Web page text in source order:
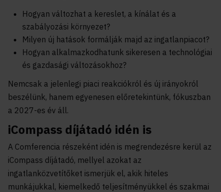
Hogyan változhat a kereslet, a kínálat és a
szabályozási környezet?
Milyen új hatások formálják majd az ingatlanpiacot?
Hogyan alkalmazkodhatunk sikeresen a technológiai
és gazdasági változásokhoz?
Nemcsak a jelenlegi piaci reakciókról és új irányokról
beszélünk, hanem egyenesen előretekintünk, fókuszban
a 2027-es év áll.
iCompass díjátadó idén is
A Comferencia részeként idén is megrendezésre kerül az
iCompass díjátadó, mellyel azokat az
ingatlanközvetítőket ismerjük el, akik hiteles
munkájukkal, kiemelkedő teljesítményükkel és szakmai